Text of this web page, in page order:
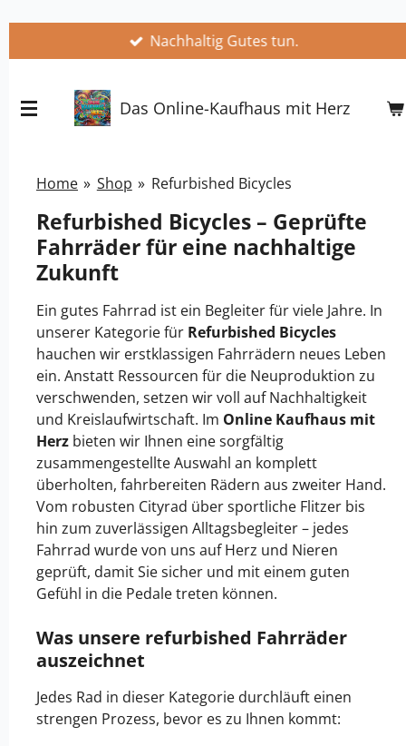
springen
Nachhaltig Gutes tun.
Das Online-Kaufhaus mit Herz
Home » Shop » Refurbished Bicycles
Refurbished Bicycles – Geprüfte
Fahrräder für eine nachhaltige
Zukunft
Ein gutes Fahrrad ist ein Begleiter für viele Jahre. In
unserer Kategorie für Refurbished Bicycles
hauchen wir erstklassigen Fahrrädern neues Leben
ein. Anstatt Ressourcen für die Neuproduktion zu
verschwenden, setzen wir voll auf Nachhaltigkeit
und Kreislaufwirtschaft. Im Online Kaufhaus mit
Herz bieten wir Ihnen eine sorgfältig
zusammengestellte Auswahl an komplett
überholten, fahrbereiten Rädern aus zweiter Hand.
Vom robusten Cityrad über sportliche Flitzer bis
hin zum zuverlässigen Alltagsbegleiter – jedes
Fahrrad wurde von uns auf Herz und Nieren
geprüft, damit Sie sicher und mit einem guten
Gefühl in die Pedale treten können.
Was unsere refurbished Fahrräder
auszeichnet
Jedes Rad in dieser Kategorie durchläuft einen
strengen Prozess, bevor es zu Ihnen kommt: